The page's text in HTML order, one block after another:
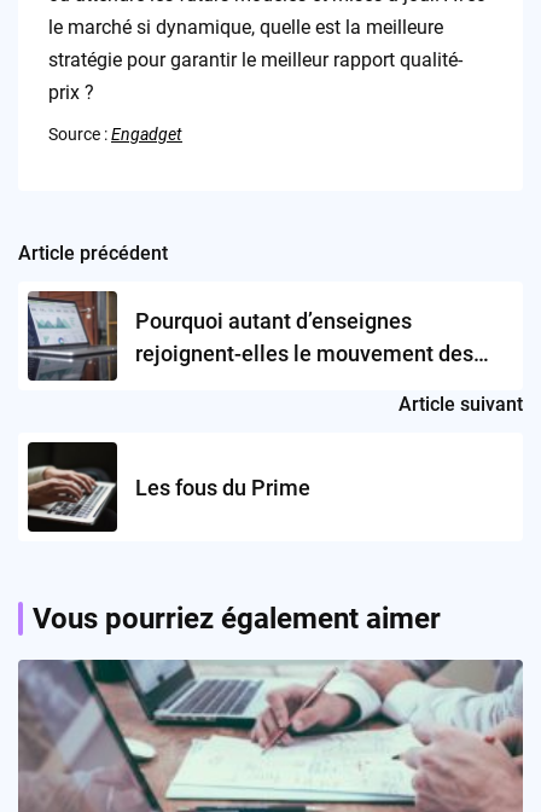
le marché si dynamique, quelle est la meilleure
stratégie pour garantir le meilleur rapport qualité-
prix ?
Source :Engadget
Post
navigation
Article précédent
Pourquoi autant d’enseignes
rejoignent-elles le mouvement des
Article suivant
Les fous du Prime
Vous pourriez également aimer